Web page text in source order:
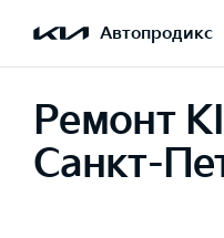
Автопродикс
Ремонт
Санкт-